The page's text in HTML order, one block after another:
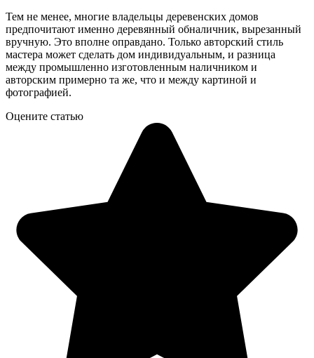
Тем не менее, многие владельцы деревенских домов
предпочитают именно деревянный обналичник, вырезанный
вручную. Это вполне оправдано. Только авторский стиль
мастера может сделать дом индивидуальным, и разница
между промышленно изготовленным наличником и
авторским примерно та же, что и между картиной и
фотографией.
Оцените статью